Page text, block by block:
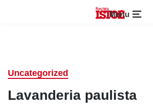
Menu
Uncategorized
Lavanderia paulista